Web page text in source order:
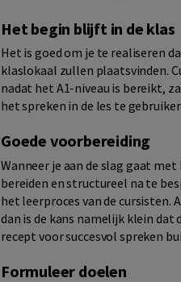
Het begin blijft in de klas
Het is goed om je te realiseren
klaslokaal zullen plaatsvinden.
nadat het A1-niveau is bereikt,
het spreken in de les te
Goede voorbereiding
Wanneer je aan de slag gaat
bereiden en structureel na te
het leerproces van de cursisten.
dan is de kans namelijk klein
recept voor succesvol spreken
Formuleer doelen